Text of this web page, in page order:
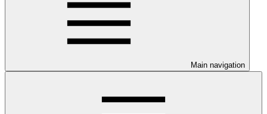
Main navigation